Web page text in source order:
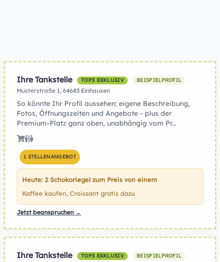
Ihre Tankstelle TOP3 EXKLUSIV BEISPIELPROFIL
Musterstraße 1, 64683 Einhausen
So könnte Ihr Profil aussehen: eigene Beschreibung,
Fotos, Öffnungszeiten und Angebote - plus der
Premium-Platz ganz oben, unabhängig vom Pr...
1 STELLENANGEBOT
Heute: 2 Schokoriegel zum Preis von einem
Kaffee kaufen, Croissant gratis dazu
Jetzt beanspruchen →
Ihre Tankstelle TOP3 EXKLUSIV BEISPIELPROFIL